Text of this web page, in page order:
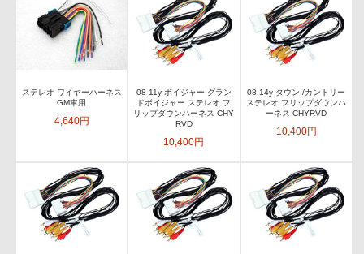
ステレオ ワイヤーハーネス
GM車用
4,640円
08-11y ボイジャー グラン
ドボイジャー ステレオ フ
リップダウンハーネス CHY
RVD
10,400円
08-14y タウン /カントリー
ステレオ フリップダウンハ
ーネス CHYRVD
10,400円